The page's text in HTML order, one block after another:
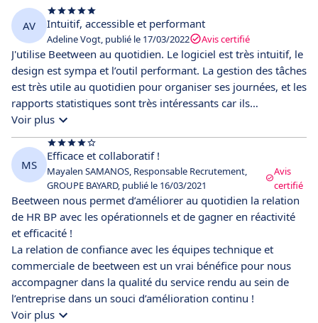
AV Intuitif, accessible et performant
Adeline Vogt, publié le 17/03/2022 Avis certifié
J'utilise Beetween au quotidien. Le logiciel est très intuitif, le
design est sympa et l’outil performant. La gestion des tâches
est très utile au quotidien pour organiser ses journées, et les
rapports statistiques sont très intéressants car ils
permettent de mesurer l'activité de recrutement. De plus,
grâce au mode SaaS, le suivi des recrutements est possible,
même en déplacement !
Voir plus
MS
Efficace et collaboratif !
Mayalen SAMANOS, Responsable Recrutement,
GROUPE BAYARD, publié le 16/03/2021
Avis
certifié
Beetween nous permet d’améliorer au quotidien la relation
de HR BP avec les opérationnels et de gagner en réactivité
et efficacité !
La relation de confiance avec les équipes technique et
commerciale de beetween est un vrai bénéfice pour nous
accompagner dans la qualité du service rendu au sein de
l’entreprise dans un souci d’amélioration continu !
Voir plus